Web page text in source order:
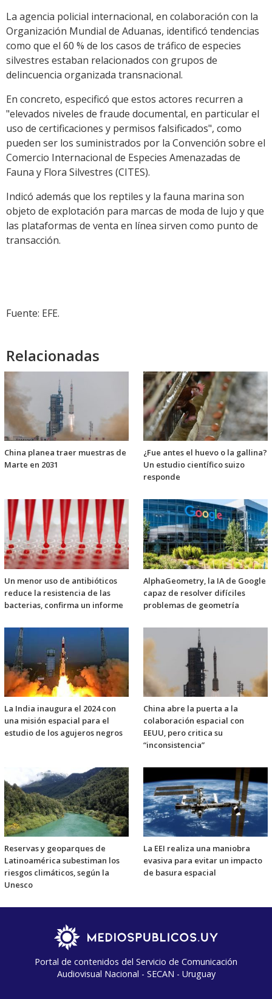
La agencia policial internacional, en colaboración con la
Organización Mundial de Aduanas, identificó tendencias
como que el 60 % de los casos de tráfico de especies
silvestres estaban relacionados con grupos de
delincuencia organizada transnacional.
En concreto, especificó que estos actores recurren a
"elevados niveles de fraude documental, en particular el
uso de certificaciones y permisos falsificados", como
pueden ser los suministrados por la Convención sobre el
Comercio Internacional de Especies Amenazadas de
Fauna y Flora Silvestres (CITES).
Indicó además que los reptiles y la fauna marina son
objeto de explotación para marcas de moda de lujo y que
las plataformas de venta en línea sirven como punto de
transacción.
Fuente: EFE.
Relacionadas
China planea traer muestras de
Marte en 2031
¿Fue antes el huevo o la gallina?
Un estudio científico suizo
responde
Un menor uso de antibióticos
reduce la resistencia de las
bacterias, confirma un informe
AlphaGeometry, la IA de Google
capaz de resolver difíciles
problemas de geometría
La India inaugura el 2024 con
una misión espacial para el
estudio de los agujeros negros
China abre la puerta a la
colaboración espacial con
EEUU, pero critica su
“inconsistencia”
Reservas y geoparques de
Latinoamérica subestiman los
riesgos climáticos, según la
Unesco
La EEI realiza una maniobra
evasiva para evitar un impacto
de basura espacial
Portal de contenidos del Servicio de Comunicación
Audiovisual Nacional - SECAN - Uruguay